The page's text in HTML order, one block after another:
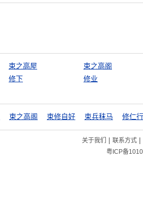
束之高屋
束之高阁
修下 修业
束之高阁 束修自好 束兵秣马 修仁
关于我们 | 联系方式|
粤ICP备